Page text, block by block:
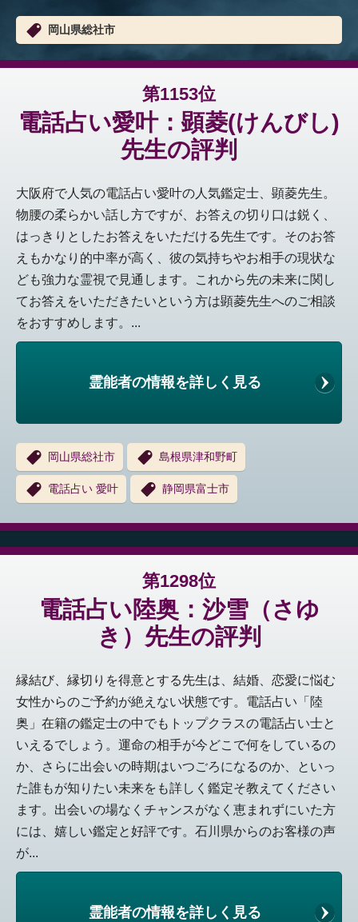
岡山県総社市
第1153位
電話占い愛叶：顕菱(けんびし)
先生の評判
大阪府で人気の電話占い愛叶の人気鑑定士、顕菱先生。
物腰の柔らかい話し方ですが、お答えの切り口は鋭く、
はっきりとしたお答えをいただける先生です。そのお答
えもかなり的中率が高く、彼の気持ちやお相手の現状な
ども強力な霊視で見通します。これから先の未来に関し
てお答えをいただきたいという方は顕菱先生へのご相談
をおすすめします。...
霊能者の情報を詳しく見る
岡山県総社市 島根県津和野町
電話占い 愛叶 静岡県富士市
第1298位
電話占い陸奥：沙雪（さゆ
き）先生の評判
縁結び、縁切りを得意とする先生は、結婚、恋愛に悩む
女性からのご予約が絶えない状態です。電話占い「陸
奥」在籍の鑑定士の中でもトップクラスの電話占い士と
いえるでしょう。運命の相手が今どこで何をしているの
か、さらに出会いの時期はいつごろになるのか、といっ
た誰もが知りたい未来をも詳しく鑑定そ教えてください
ます。出会いの場なくチャンスがなく恵まれずにいた方
には、嬉しい鑑定と好評です。石川県からのお客様の声
が...
霊能者の情報を詳しく見る